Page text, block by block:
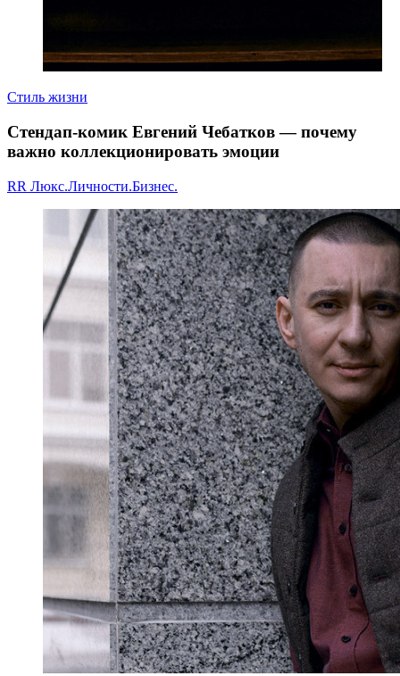
Стиль жизни
Стендап-комик Евгений Чебатков — почему
важно коллекционировать эмоции
RR Люкс.Личности.Бизнес.